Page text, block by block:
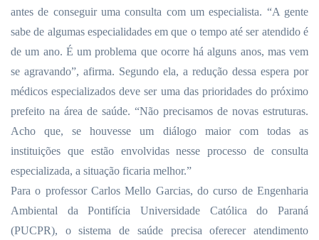
antes de conseguir uma consulta com um especialista. “A gente
sabe de algumas especialidades em que o tempo até ser atendido é
de um ano. É um problema que ocorre há alguns anos, mas vem
se agravando”, afirma. Segundo ela, a redução dessa espera por
médicos especializados deve ser uma das prioridades do próximo
prefeito na área de saúde. “Não precisamos de novas estruturas.
Acho que, se houvesse um diálogo maior com todas as
instituições que estão envolvidas nesse processo de consulta
especializada, a situação ficaria melhor.”
Para o professor Carlos Mello Garcias, do curso de Engenharia
Ambiental da Pontifícia Universidade Católica do Paraná
(PUCPR), o sistema de saúde precisa oferecer atendimento